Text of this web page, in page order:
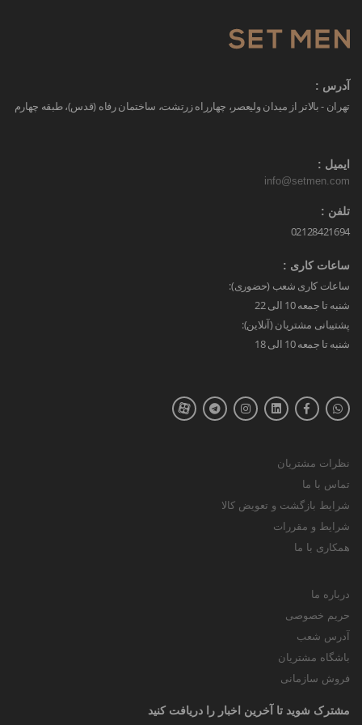
آدرس :
تهران - بالاتر از میدان ولیعصر، چهارراه زرتشت، ساختمان رفاه (قدس)، طبقه چهارم
ایمیل :
info@setmen.com
تلفن :
02128421694
ساعات کاری :
ساعات کاری شعب (حضوری):
شنبه تا جمعه 10 الی 22
پشتیبانی مشتریان (آنلاین):
شنبه تا جمعه 10 الی 18
نظرات مشتریان
تماس با ما
شرایط بازگشت و تعویض کالا
شرایط و مقررات
همکاری با ما
درباره ما
حریم خصوصی
آدرس شعب
باشگاه مشتریان
فروش سازمانی
مشترک شوید تا آخرین اخبار را دریافت کنید